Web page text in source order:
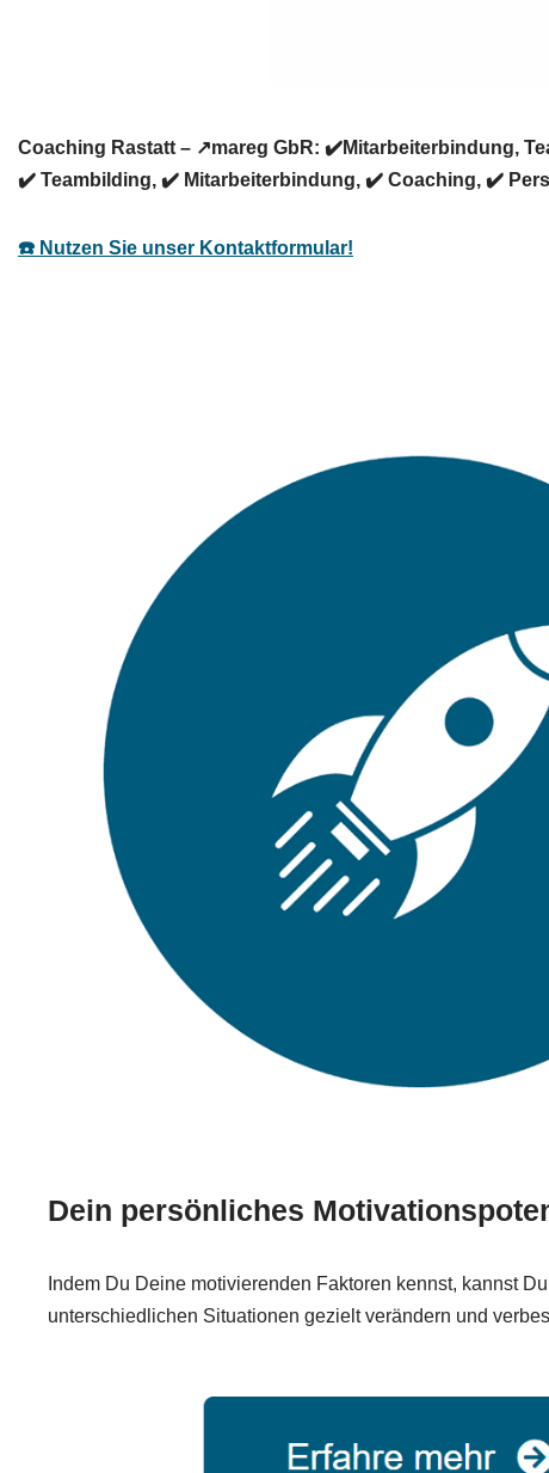
Coaching Rastatt – ↗️mareg GbR: ✔️Mitarbeiterbindung,
✔️ Teambilding, ✔️ Mitarbeiterbindung, ✔️ Coaching, ✔️
☎️ Nutzen Sie unser Kontaktformular!
Dein persönliches
Indem Du Deine motivierenden Faktoren kennst, kannst
unterschiedlichen Situationen gezielt verändern und